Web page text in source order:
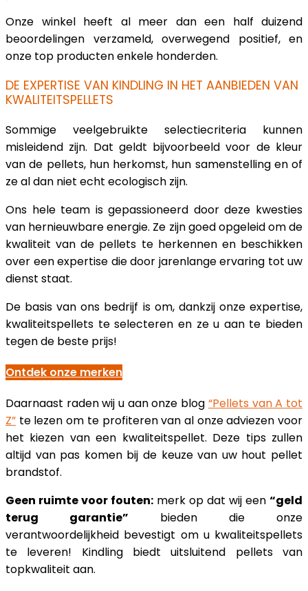
Onze winkel heeft al meer dan een half duizend
beoordelingen verzameld, overwegend positief, en
onze top producten enkele honderden.
DE EXPERTISE VAN KINDLING IN HET AANBIEDEN VAN
KWALITEITSPELLETS
Sommige veelgebruikte selectiecriteria kunnen
misleidend zijn. Dat geldt bijvoorbeeld voor de kleur
van de pellets, hun herkomst, hun samenstelling en of
ze al dan niet echt ecologisch zijn.
Ons hele team is gepassioneerd door deze kwesties
van hernieuwbare energie. Ze zijn goed opgeleid om de
kwaliteit van de pellets te herkennen en beschikken
over een expertise die door jarenlange ervaring tot uw
dienst staat.
De basis van ons bedrijf is om, dankzij onze expertise,
kwaliteitspellets te selecteren en ze u aan te bieden
tegen de beste prijs!
Ontdek onze merken
Daarnaast raden wij u aan onze blog “Pellets van A tot
Z” te lezen om te profiteren van al onze adviezen voor
het kiezen van een kwaliteitspellet. Deze tips zullen
altijd van pas komen bij de keuze van uw hout pellet
brandstof.
Geen ruimte voor fouten: merk op dat wij een “geld
terug garantie” bieden die onze
verantwoordelijkheid bevestigt om u kwaliteitspellets
te leveren! Kindling biedt uitsluitend pellets van
topkwaliteit aan.